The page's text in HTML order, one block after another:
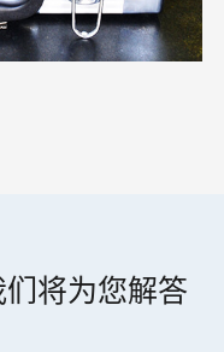
将为您解答